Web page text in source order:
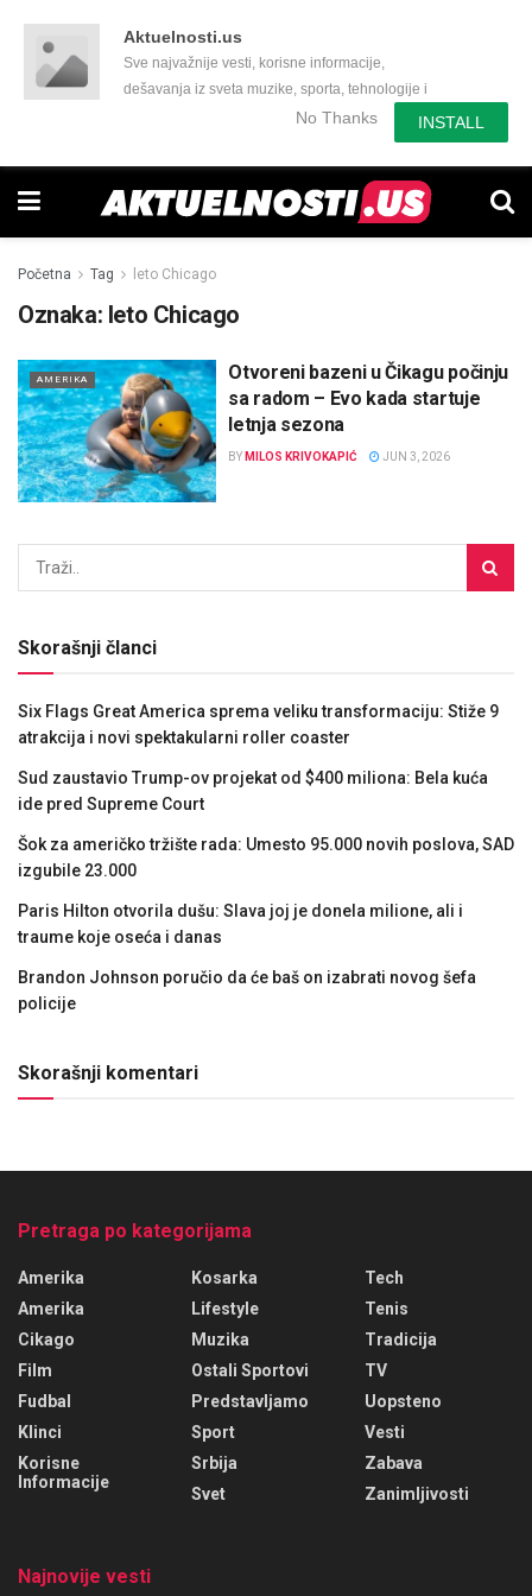
Aktuelnosti.us
Sve najvažnije vesti, korisne informacije,
dešavanja iz sveta muzike, sporta, tehnologije i
još mnogo toga zanimljivog.No Thanks INSTALL
Početna Tag leto Chicago
Oznaka: leto Chicago
AMERIKA
Otvoreni bazeni u Čikagu počinju
sa radom – Evo kada startuje
letnja sezona
BY MILOS KRIVOKAPIĆ JUN 3, 2026
Skorašnji članci
Six Flags Great America sprema veliku transformaciju: Stiže 9
atrakcija i novi spektakularni roller coaster
Sud zaustavio Trump-ov projekat od $400 miliona: Bela kuća
ide pred Supreme Court
Šok za američko tržište rada: Umesto 95.000 novih poslova, SAD
izgubile 23.000
Paris Hilton otvorila dušu: Slava joj je donela milione, ali i
traume koje oseća i danas
Brandon Johnson poručio da će baš on izabrati novog šefa
policije
Skorašnji komentari
Pretraga po kategorijama
Amerika
Amerika
Cikago
Film
Fudbal
Klinci
Korisne
Informacije
Kosarka
Lifestyle
Muzika
Ostali Sportovi
Predstavljamo
Sport
Srbija
Svet
Tech
Tenis
Tradicija
TV
Uopsteno
Vesti
Zabava
Zanimljivosti
Najnovije vesti